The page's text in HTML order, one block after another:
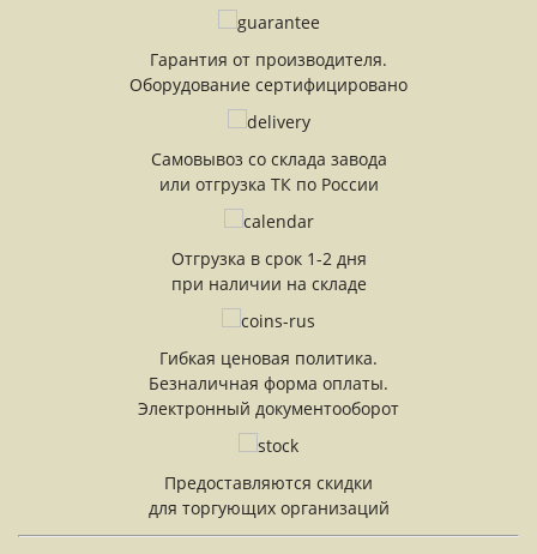
Гарантия от производителя.
Оборудование сертифицировано
Самовывоз со склада завода
или отгрузка ТК по России
Отгрузка в срок 1-2 дня
при наличии на складе
Гибкая ценовая политика.
Безналичная форма оплаты.
Электронный документооборот
Предоставляются скидки
для торгующих организаций